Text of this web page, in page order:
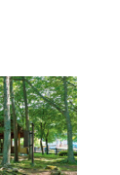
ごはん